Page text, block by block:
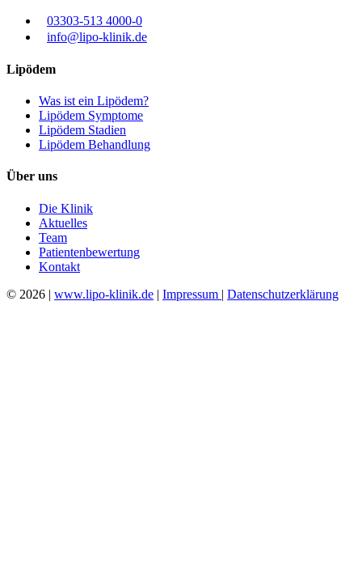
03303-513 4000-0
info@lipo-klinik.de
Lipödem
Was ist ein Lipödem?
Lipödem Symptome
Lipödem Stadien
Lipödem Behandlung
Über uns
Die Klinik
Aktuelles
Team
Patientenbewertung
Kontakt
© 2026 | www.lipo-klinik.de | Impressum | Datenschutzerklärung